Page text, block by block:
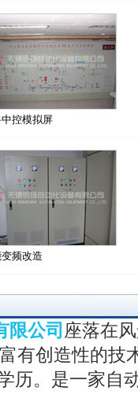
中控模拟屏
频改造
公司 座落在
有创造性的技
历。是一家自